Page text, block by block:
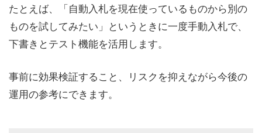
たとえば、「自動入札を現在使っているものから別の
ものを試してみたい」というときに一度手動入札で、
下書きとテスト機能を活用します。
事前に効果検証すること、リスクを抑えながら今後の
運用の参考にできます。